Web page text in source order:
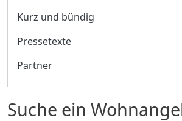
Suche ein
Kurz und bündig
Pressetexte
Partner